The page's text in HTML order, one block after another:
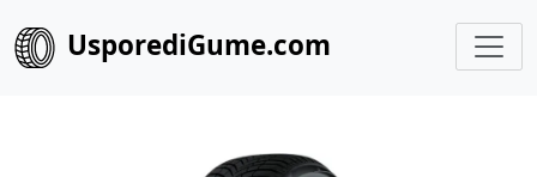
UsporediGume.com